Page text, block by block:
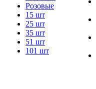
Розовые
15 шт
25 шт
35 шт
51 шт
101 шт